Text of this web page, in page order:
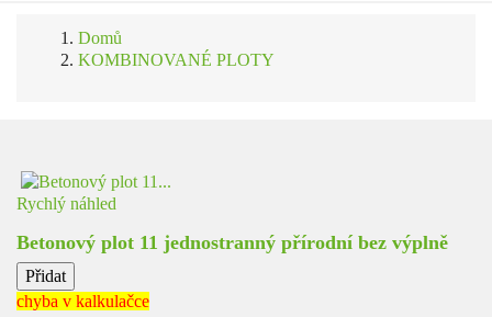
Domů
KOMBINOVANÉ PLOTY
Rychlý náhled
Betonový plot 11 jednostranný přírodní bez výplně
Přidat
chyba v kalkulačce